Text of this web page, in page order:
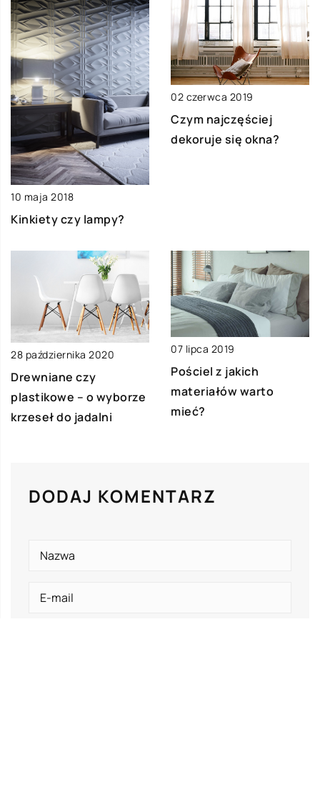
10 maja 2018
Kinkiety czy lampy?
02 czerwca 2019
Czym najczęściej
dekoruje się okna?
28 października 2020
Drewniane czy
plastikowe – o wyborze
krzeseł do jadalni
07 lipca 2019
Pościel z jakich
materiałów warto
mieć?
DODAJ KOMENTARZ